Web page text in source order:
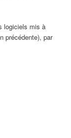
logiciels mis à
précédente), par